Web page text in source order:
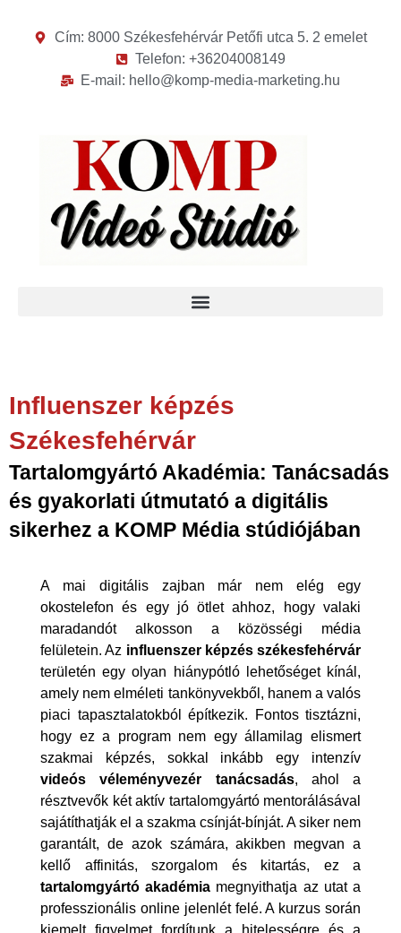
Cím: 8000 Székesfehérvár Petőfi utca 5. 2 emelet
Telefon: +36204008149
E-mail: hello@komp-media-marketing.hu
Influenszer képzés
Székesfehérvár
Tartalomgyártó Akadémia: Tanácsadás
és gyakorlati útmutató a digitális
sikerhez a KOMP Média stúdiójában
A mai digitális zajban már nem elég egy
okostelefon és egy jó ötlet ahhoz, hogy valaki
maradandót alkosson a közösségi média
felületein. Az influenszer képzés székesfehérvár
területén egy olyan hiánypótló lehetőséget kínál,
amely nem elméleti tankönyvekből, hanem a valós
piaci tapasztalatokból építkezik. Fontos tisztázni,
hogy ez a program nem egy államilag elismert
szakmai képzés, sokkal inkább egy intenzív
videós véleményvezér tanácsadás, ahol a
résztvevők két aktív tartalomgyártó mentorálásával
sajátíthatják el a szakma csínját-bínját. A siker nem
garantált, de azok számára, akikben megvan a
kellő affinitás, szorgalom és kitartás, ez a
tartalomgyártó akadémia megnyithatja az utat a
professzionális online jelenlét felé. A kurzus során